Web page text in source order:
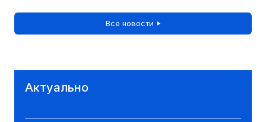
Все новости
Актуально